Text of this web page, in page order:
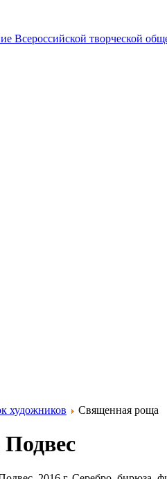
Всероссийской творческой
художников Священная роща